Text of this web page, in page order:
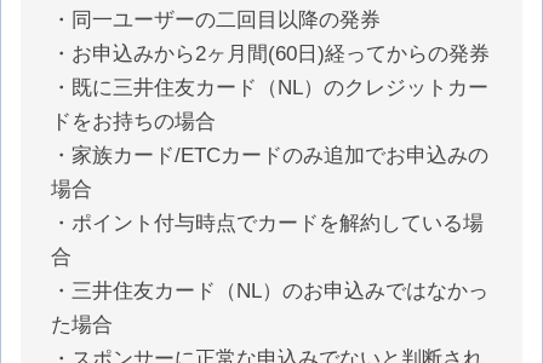
・同一ユーザーの二回目以降の発券
・お申込みから2ヶ月間(60日)経ってからの発券
・既に三井住友カード（NL）のクレジットカー
ドをお持ちの場合
・家族カード/ETCカードのみ追加でお申込みの
場合
・ポイント付与時点でカードを解約している場
合
・三井住友カード（NL）のお申込みではなかっ
た場合